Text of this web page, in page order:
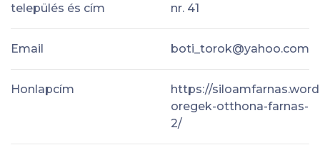
település és cím
nr. 41
Email boti_torok@yahoo.com
Honlapcím
https://
oregek-otthona-farnas-
2/